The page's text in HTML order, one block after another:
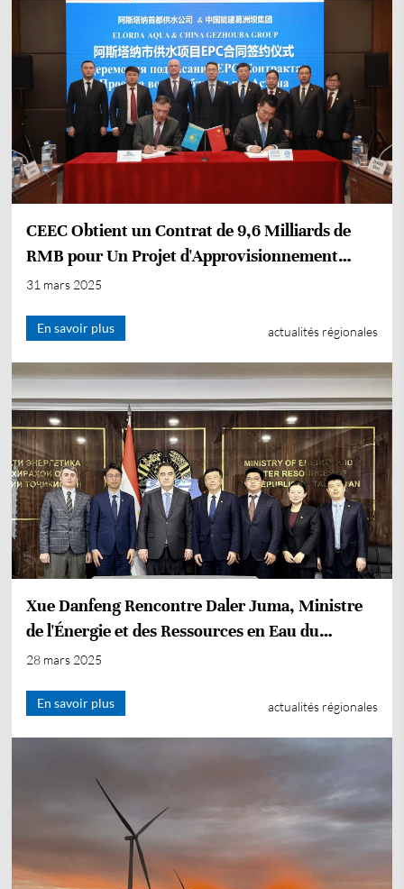
CEEC Obtient un Contrat de 9,6 Milliards de
RMB pour Un Projet d'Approvisionnement
d'Eau au Kazakhstan
31 mars 2025
En savoir plus actualités régionales
Xue Danfeng Rencontre Daler Juma, Ministre
de l'Énergie et des Ressources en Eau du
Tadjikistan
28 mars 2025
En savoir plus actualités régionales